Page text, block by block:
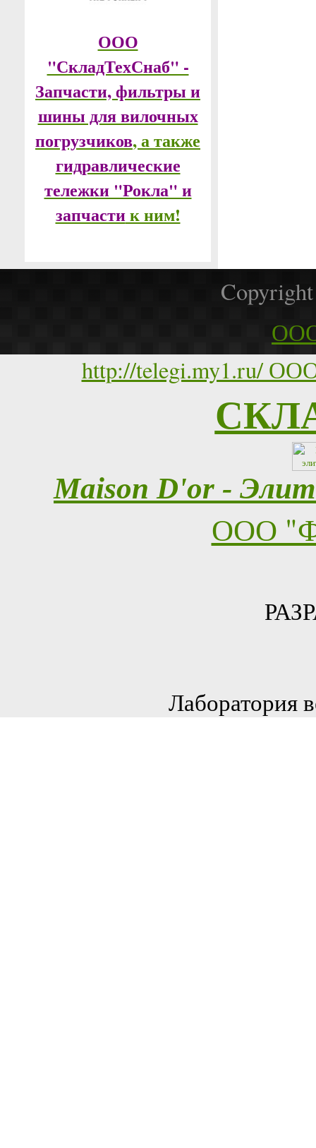
ООО
"СкладТехСнаб" -
Запчасти, фильтры и
шины для вилочных
погрузчиков, а также
гидравлические
тележки "Рокла" и
запчастик ним!
http://telegi.my1.ru/
Maison D'or -
ООО
Лаборатория